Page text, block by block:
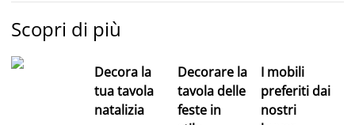
Scopri di più
Decora la
tua tavola
natalizia
Decorare la
tavola delle
feste in
I mobili
preferiti dai
nostri